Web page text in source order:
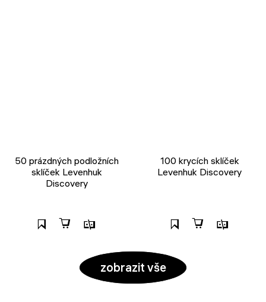
50 prázdných podložních
sklíček Levenhuk
Discovery
100 krycích sklíček
Levenhuk Discovery
zobrazit vše